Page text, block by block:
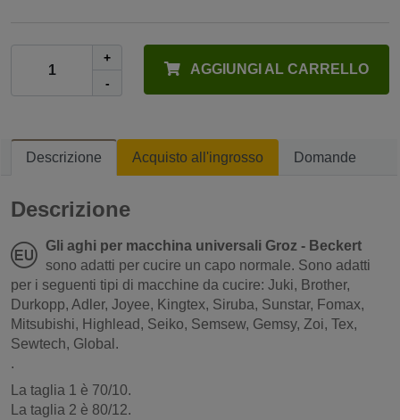
+
-
AGGIUNGI AL CARRELLO
Descrizione Acquisto all'ingrosso Domande
Descrizione
Gli aghi per macchina universali Groz - Beckert
sono adatti per cucire un capo normale. Sono adatti
per i seguenti tipi di macchine da cucire: Juki, Brother,
Durkopp, Adler, Joyee, Kingtex, Siruba, Sunstar, Fomax,
Mitsubishi, Highlead, Seiko, Semsew, Gemsy, Zoi, Tex,
Sewtech, Global.
.
La taglia 1 è 70/10.
La taglia 2 è 80/12.